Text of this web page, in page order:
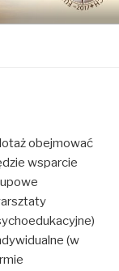
VIA
obejmować
wsparcie
(w